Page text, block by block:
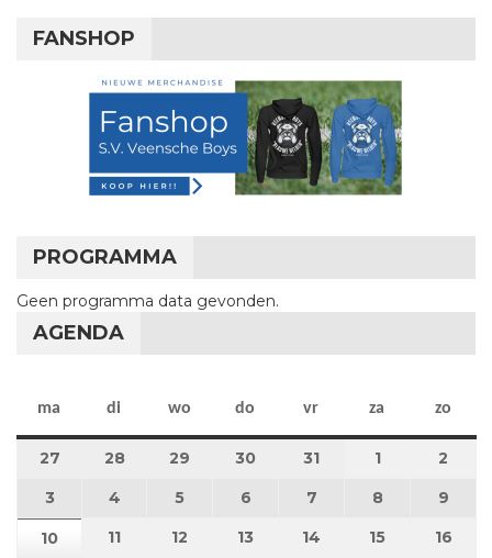
FANSHOP
PROGRAMMA
Geen programma data gevonden.
AGENDA
ma maandag
di dinsdag
wo woensdag
do donderdag
vr vrijdag
za zaterdag
zo
27 27 juli 2026
28 28 juli 2026
29 29 juli 2026
30 30 juli 2026
31 31 juli 2026
11 augustus
2
3 3 augustus 2026
4 4 augustus 2026
5 5 augustus 2026
6 6 augustus 2026
7 7 augustus 2026
8 8 augustus
9
10 10 augustus 2026
11 11 augustus 2026
12 12 augustus 2026
13 13 augustus 2026
14 14 augustus 2026
15 15 16